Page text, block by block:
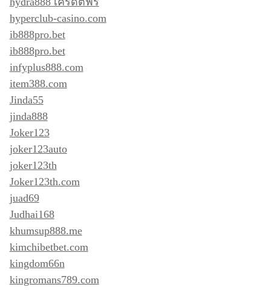
hyperclub-casino.com
ib888pro.bet
ib888pro.bet
infyplus888.com
item388.com
Jinda55
jinda888
Joker123
joker123auto
joker123th
Joker123th.com
juad69
Judhai168
khumsup888.me
kimchibetbet.com
kingdom66n
kingromans789.com